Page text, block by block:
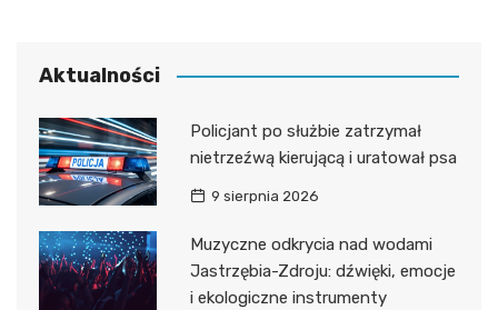
Aktualności
Policjant po służbie zatrzymał
nietrzeźwą kierującą i uratował psa
9 sierpnia 2026
Muzyczne odkrycia nad wodami
Jastrzębia-Zdroju: dźwięki, emocje
i ekologiczne instrumenty